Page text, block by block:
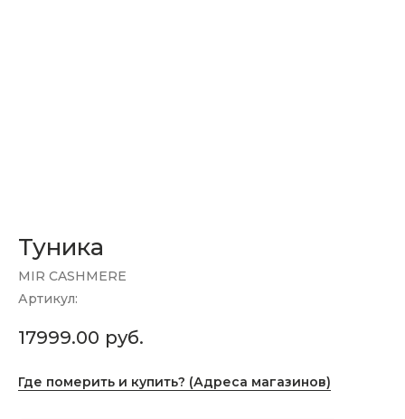
Туника
MIR CASHMERE
Артикул:
17999.00 руб.
Где померить и купить? (Адреса магазинов)